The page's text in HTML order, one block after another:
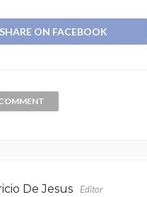
SHARE ON FACEBOOK
De Jesus Editor